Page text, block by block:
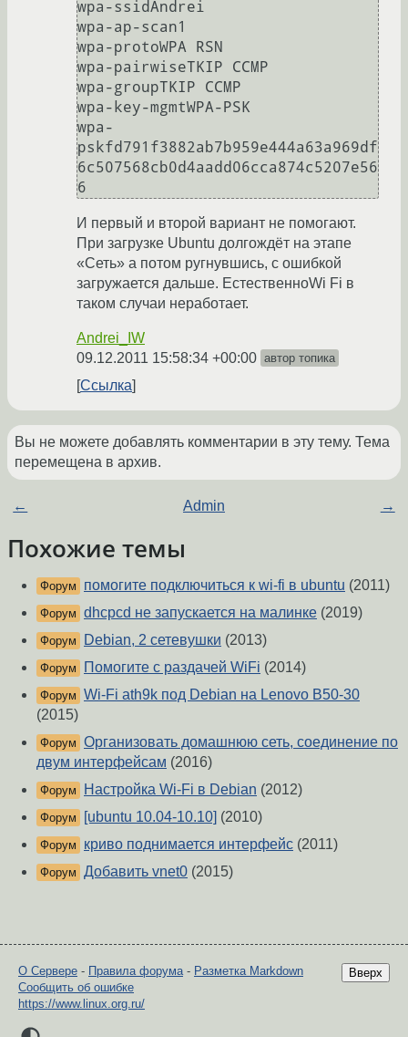
wpa-ssidAndrei
wpa-ap-scan1
wpa-protoWPA RSN
wpa-pairwiseTKIP CCMP
wpa-groupTKIP CCMP
wpa-key-mgmtWPA-PSK
wpa-
pskfd791f3882ab7b959e444a63a969df
6c507568cb0d4aadd06cca874c5207e56
6
И первый и второй вариант не помогают.
При загрузке Ubuntu долгождёт на этапе
«Сеть» а потом ругнувшись, с ошибкой
загружается дальше. ЕстественноWi Fi в
таком случаи неработает.
Andrei_IW
09.12.2011 15:58:34 +00:00 автор топика
Ссылка
Вы не можете добавлять комментарии в эту тему. Тема
перемещена в архив.
← Admin →
Похожие темы
Форум помогите подключиться к wi-fi в ubuntu (2011)
Форум dhcpcd не запускается на малинке (2019)
Форум Debian, 2 сетевушки (2013)
Форум Помогите с раздачей WiFi (2014)
Форум Wi-Fi ath9k под Debian на Lenovo B50-30
(2015)
Форум Организовать домашнюю сеть, соединение по
двум интерфейсам (2016)
Форум Настройка Wi-Fi в Debian (2012)
Форум [ubuntu 10.04-10.10] (2010)
Форум криво поднимается интерфейс (2011)
Форум Добавить vnet0 (2015)
Вверх
О Сервере - Правила форума- Разметка Markdown
Сообщить об ошибке
https://www.linux.org.ru/